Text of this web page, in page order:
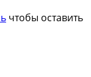
чтобы оставить